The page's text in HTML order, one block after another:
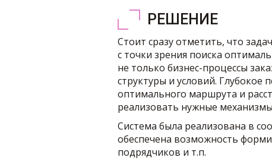
РЕШЕНИЕ
Стоит сразу отметить, что
с точки зрения поиска
не только бизнес-процессы
структуры и условий.
оптимального маршрута и
реализовать нужные
Система была реализована в
обеспечена возможность
подрядчиков и т.п.